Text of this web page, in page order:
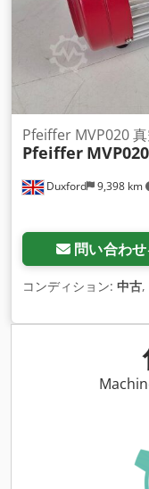
Duxford 9,398 km
Pfeiffer MVP020 真
Pfeiffer MVP020
問い合わせ
コンディション: 中古,